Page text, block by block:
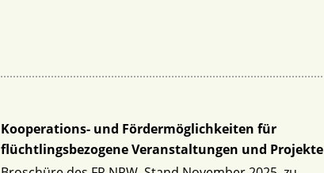
Kooperations- und Fördermöglichkeiten für
flüchtlingsbezogene Veranstaltungen und Projekte